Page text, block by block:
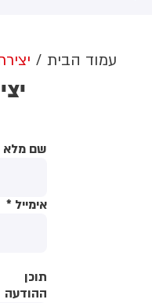
עמוד הבית
שם מלא
אימייל *
תוכן
ההודעה